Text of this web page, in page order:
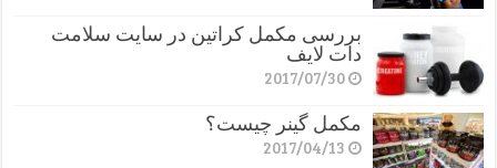
بررسی مکمل کراتین در سایت سلامت
دات لایف
2017/07/30
مکمل گینر چیست؟
2017/04/13